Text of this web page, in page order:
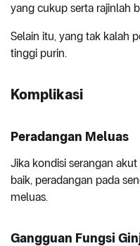
yang cukup serta rajinlah
Selain itu, yang tak kalah
tinggi purin.
Komplikasi
Peradangan Meluas
Jika kondisi serangan
baik, peradangan pada
meluas.
Gangguan Fungsi